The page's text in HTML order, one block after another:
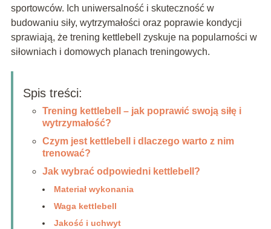
sportowców. Ich uniwersalność i skuteczność w
budowaniu siły, wytrzymałości oraz poprawie kondycji
sprawiają, że trening kettlebell zyskuje na popularności w
siłowniach i domowych planach treningowych.
Spis treści:
Trening kettlebell – jak poprawić swoją siłę i
wytrzymałość?
Czym jest kettlebell i dlaczego warto z nim
trenować?
Jak wybrać odpowiedni kettlebell?
Materiał wykonania
Waga kettlebell
Jakość i uchwyt